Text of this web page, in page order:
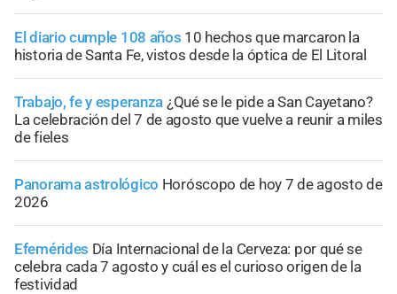
El diario cumple 108 años 10 hechos que marcaron la
historia de Santa Fe, vistos desde la óptica de El Litoral
Trabajo, fe y esperanza ¿Qué se le pide a San Cayetano?
La celebración del 7 de agosto que vuelve a reunir a miles
de fieles
Panorama astrológico Horóscopo de hoy 7 de agosto de
2026
Efemérides Día Internacional de la Cerveza: por qué se
celebra cada 7 agosto y cuál es el curioso origen de la
festividad